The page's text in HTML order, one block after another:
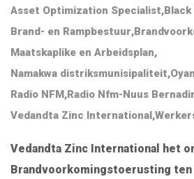
Asset Optimization Specialist,
Brand- en Rampbestuur,
Maatskaplike en Arbeidsplan,
Namakwa distriksmunisipaliteit,
Radio NFM ,Radio Nfm-Nuus
Vedandta Zinc International ,
Vedandta Zinc International het
Brandvoorkomingstoerusting ten